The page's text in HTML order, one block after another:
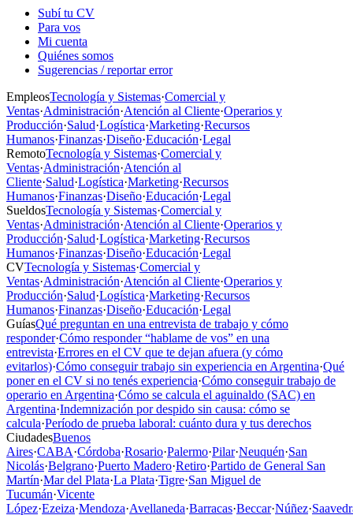
Subí tu CV
Para vos
Mi cuenta
Quiénes somos
Sugerencias / reportar error
EmpleosTecnología y Sistemas·Comercial y
Ventas·Administración·Atención al Cliente·Operarios y
Producción·Salud·Logística·Marketing·Recursos
Humanos·Finanzas·Diseño·Educación·Legal
RemotoTecnología y Sistemas·Comercial y
Ventas·Administración·Atención al
Cliente·Salud·Logística·Marketing·Recursos
Humanos·Finanzas·Diseño·Educación·Legal
SueldosTecnología y Sistemas·Comercial y
Ventas·Administración·Atención al Cliente·Operarios y
Producción·Salud·Logística·Marketing·Recursos
Humanos·Finanzas·Diseño·Educación·Legal
CVTecnología y Sistemas·Comercial y
Ventas·Administración·Atención al Cliente·Operarios y
Producción·Salud·Logística·Marketing·Recursos
Humanos·Finanzas·Diseño·Educación·Legal
GuíasQué preguntan en una entrevista de trabajo y cómo
responder·Cómo responder “hablame de vos” en una
entrevista·Errores en el CV que te dejan afuera (y cómo
evitarlos)·Cómo conseguir trabajo sin experiencia en Argentina·Qué
poner en el CV si no tenés experiencia·Cómo conseguir trabajo de
operario en Argentina·Cómo se calcula el aguinaldo (SAC) en
Argentina·Indemnización por despido sin causa: cómo se
calcula·Período de prueba laboral: cuánto dura y tus derechos
CiudadesBuenos
Aires·CABA·Córdoba·Rosario·Palermo·Pilar·Neuquén·San
Nicolás·Belgrano·Puerto Madero·Retiro·Partido de General San
Martín·Mar del Plata·La Plata·Tigre·San Miguel de
Tucumán·Vicente
López·Ezeiza·Mendoza·Avellaneda·Barracas·Beccar·Núñez·